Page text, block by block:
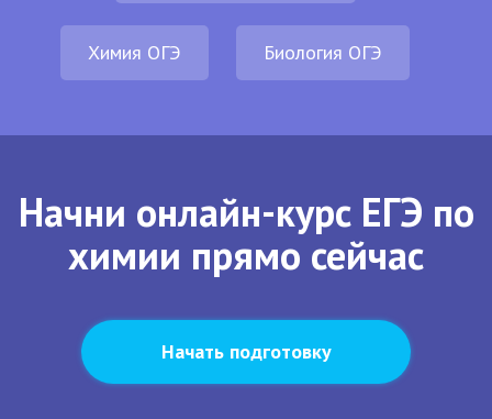
Химия ОГЭ Биология ОГЭ
Начни онлайн-курс ЕГЭ по
химии прямо сейчас
Начать подготовку